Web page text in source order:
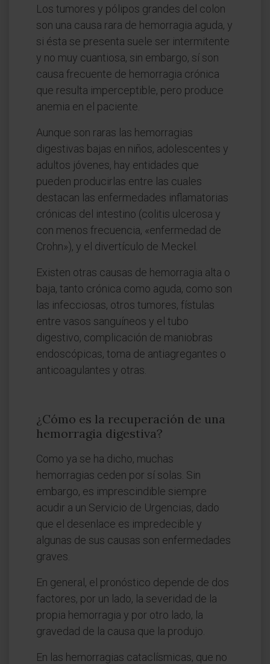
Los tumores y pólipos grandes del colon
son una causa rara de hemorragia aguda, y
si ésta se presenta suele ser intermitente
y no muy cuantiosa, sin embargo, sí son
causa frecuente de hemorragia crónica
que resulta imperceptible, pero produce
anemia en el paciente.
Aunque son raras las hemorragias
digestivas bajas en niños, adolescentes y
adultos jóvenes, hay entidades que
pueden producirlas entre las cuales
destacan las enfermedades inflamatorias
crónicas del intestino (colitis ulcerosa y
con menos frecuencia, «enfermedad de
Crohn»), y el divertículo de Meckel.
Existen otras causas de hemorragia alta o
baja, tanto crónica como aguda, como son
las infecciosas, otros tumores, fístulas
entre vasos sanguíneos y el tubo
digestivo, complicación de maniobras
endoscópicas, toma de antiagregantes o
anticoagulantes y otras.
¿Cómo es la recuperación de una
hemorragia digestiva?
Como ya se ha dicho, muchas
hemorragias ceden por sí solas. Sin
embargo, es imprescindible siempre
acudir a un Servicio de Urgencias, dado
que el desenlace es impredecible y
algunas de sus causas son enfermedades
graves.
En general, el pronóstico depende de dos
factores, por un lado, la severidad de la
propia hemorragia y por otro lado, la
gravedad de la causa que la produjo.
En las hemorragias cataclísmicas, que no